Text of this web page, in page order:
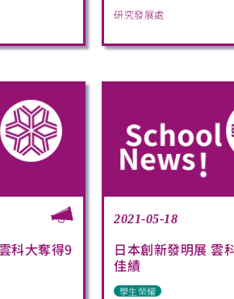
研究發展處
科大奪得9
2021-05-18
日本創新發明展 雲
佳績
學生榮耀